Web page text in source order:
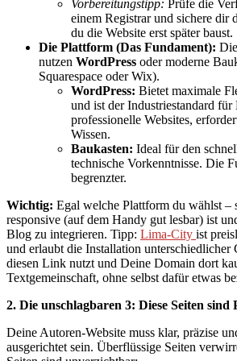
Vorbereitungstipp: Prüfe die
einem Registrar und sichere dir
du die Website erst später baust.
Die Plattform (Das Fundament):
nutzen WordPress oder moderne
Squarespace oder Wix).
WordPress: Bietet maximale
und ist der Industriestandard für
professionelle Websites,
Wissen.
Baukasten: Ideal für den
technische Vorkenntnisse. Die
begrenzter.
Wichtig: Egal welche Plattform du wählst –
responsive (auf dem Handy gut lesbar) ist
Blog zu integrieren. Tipp: Lima-City ist
und erlaubt die Installation
diesen Link nutzt und Deine Domain dort
Textgemeinschaft, ohne selbst dafür etwas
2. Die unschlagbaren 3: Diese Seiten sind
Deine Autoren-Website muss klar, präzise
ausgerichtet sein. Überflüssige Seiten